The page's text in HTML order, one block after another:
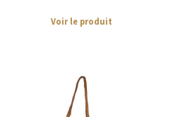
Voir le produit